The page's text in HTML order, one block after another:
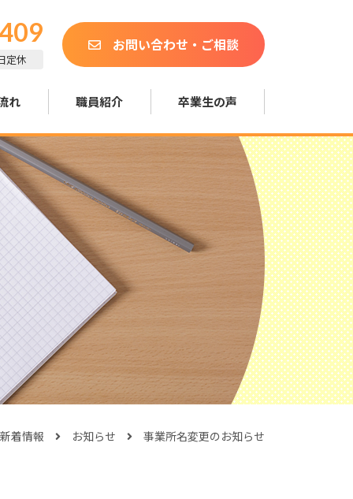
定休
お問い合わせ・ご相談
れ 職員紹介 卒業生の声
新着情報 お知らせ 事業所名変更のお知らせ